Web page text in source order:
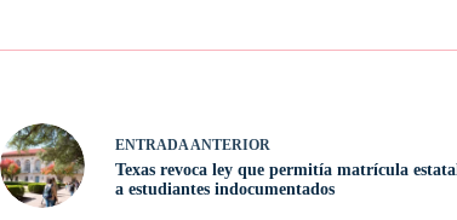
ENTRADA ANTERIOR
Texas revoca ley que permitía matrícula
a estudiantes indocumentados